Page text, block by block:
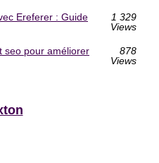
Ereferer : Guide
1 329
Views
seo pour améliorer
878
Views